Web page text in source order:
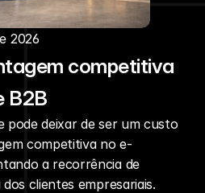
2026
competitiva
B2B
deixar de ser um custo
competitiva no e-
a recorrência de
clientes empresariais.